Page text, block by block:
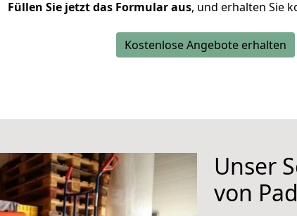
Füllen Sie jetzt das Formular aus, und erhalten Sie
Kostenlose Angebote erhalten
Unser
von